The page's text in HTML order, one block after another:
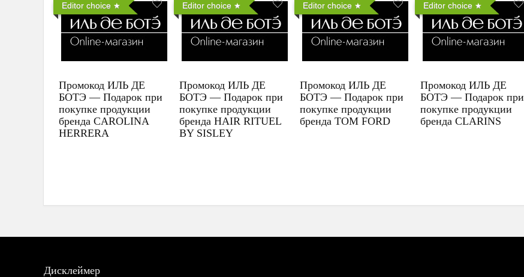
Editor choice
Промокод ИЛЬ ДЕ
БОТЭ — Подарок при
покупке продукции
бренда CAROLINA
HERRERA
Editor choice
Промокод ИЛЬ ДЕ
БОТЭ — Подарок при
покупке продукции
бренда HAIR RITUEL
BY SISLEY
Editor choice
Промокод ИЛЬ ДЕ
БОТЭ — Подарок при
покупке продукции
бренда TOM FORD
Editor choice
Промокод ИЛЬ ДЕ
БОТЭ — Подарок при
покупке продукции
бренда CLARINS
Дисклеймер